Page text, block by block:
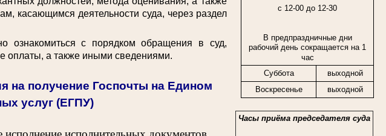
с 12-00 до 12-30
В предпраздничные дни
рабочий день сокращается на 1
час
Суббота
выходной
Воскресенье
выходной
Часы приёма председателя суда
касающимся деятельности суда, через раздел
с порядком обращения в суд,
оплаты, а также иными сведениями.
на получение Госпочты на Едином
услуг (ЕГПУ)